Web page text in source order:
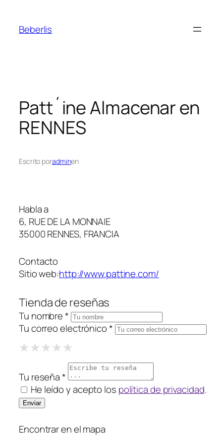
Beberlis
Patt´ineAlmacenar en
RENNES
Escrito poradminen
Habla a
6, RUE DE LA MONNAIE
35000 RENNES, FRANCIA
Contacto
Sitio web:http://www.pattine.com/
Tienda de reseñas
Tu nombre *
Tu correo electrónico *
★1 Star
★★2 Stars
★★★3 Stars
★★★★4 Stars
★★★★★
Tu reseña *
He leído y acepto los política de privacidad.
Encontrar en el mapa